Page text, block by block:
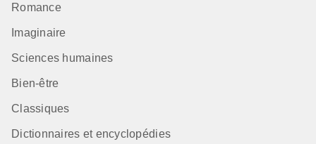
Romance
Imaginaire
Sciences humaines
Bien-être
Classiques
Dictionnaires et encyclopédies